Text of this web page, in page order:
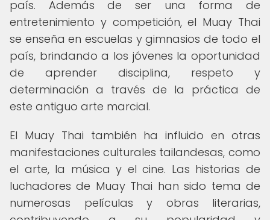
país. Además de ser una forma de
entretenimiento y competición, el Muay Thai
se enseña en escuelas y gimnasios de todo el
país, brindando a los jóvenes la oportunidad
de aprender disciplina, respeto y
determinación a través de la práctica de
este antiguo arte marcial.
El Muay Thai también ha influido en otras
manifestaciones culturales tailandesas, como
el arte, la música y el cine. Las historias de
luchadores de Muay Thai han sido tema de
numerosas películas y obras literarias,